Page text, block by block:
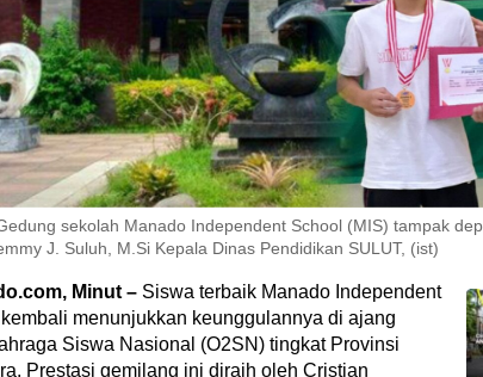
sekolah Manado Independent School (MIS) tampak
J. Suluh, M.Si Kepala Dinas Pendidikan SULUT, (ist)
Minut – Siswa terbaik Manado Independent
menunjukkan keunggulannya di ajang
Siswa Nasional (O2SN) tingkat Provinsi
Prestasi gemilang ini diraih oleh Cristian